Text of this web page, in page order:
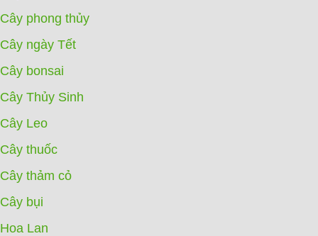
Cây phong thủy
Cây ngày Tết
Cây bonsai
Cây Thủy Sinh
Cây Leo
Cây thuốc
Cây thảm cỏ
Cây bụi
Hoa Lan